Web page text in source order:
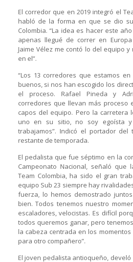
El corredor que en 2019 integró el
habló de la forma en que se dio su
Colombia. “La idea es hacer este
apenas llegué de correr en
Jaime Vélez me contó lo del equipo
en el”.
“Los 13 corredores que estamos
buenos, si nos han escogido los
el proceso. Rafael Pineda y
corredores que llevan más proceso
capos del equipo. Pero la carretera
uno en su sitio, no soy egoísta
trabajamos”. Indicó el portador del
restante de temporada.
El pedalista que fue séptimo en la
Campeonato Nacional, señaló que
Team Colombia, ha sido el gran
equipo Sub 23 siempre hay
fuerza, lo hemos demostrado
bien. Todos tenemos nuestro
escaladores, velocistas. Es difícil
todos queremos ganar, pero
la cabeza centrada en los
para otro compañero”.
El joven pedalista antioqueño,